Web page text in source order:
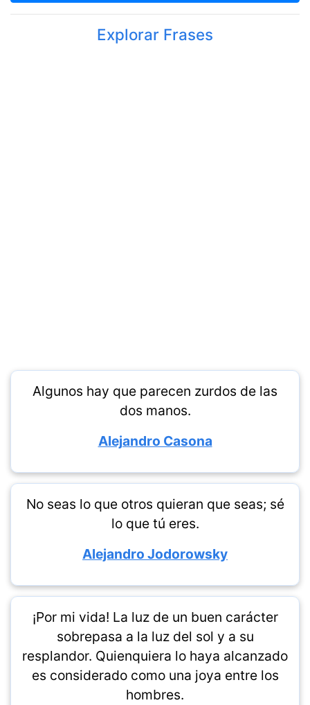
Explorar Frases
Algunos hay que parecen zurdos de las
dos manos.
Alejandro Casona
No seas lo que otros quieran que seas; sé
lo que tú eres.
Alejandro Jodorowsky
¡Por mi vida! La luz de un buen carácter
sobrepasa a la luz del sol y a su
resplandor. Quienquiera lo haya alcanzado
es considerado como una joya entre los
hombres.